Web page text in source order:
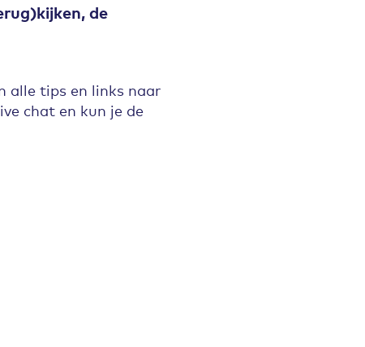
de
alle tips en links naar
chat en kun je de